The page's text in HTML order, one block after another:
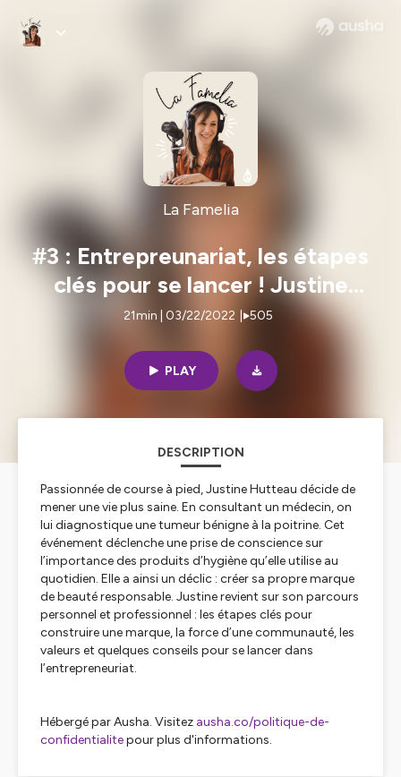
La Famelia
#3 : Entrepreunariat, les étapes
clés pour se lancer ! Justine
Hutteau
21min | 03/22/2022 505
PLAY
DESCRIPTION
Passionnée de course à pied, Justine Hutteau décide de
mener une vie plus saine. En consultant un médecin, on
lui diagnostique une tumeur bénigne à la poitrine. Cet
événement déclenche une prise de conscience sur
l’importance des produits d’hygiène qu’elle utilise au
quotidien. Elle a ainsi un déclic : créer sa propre marque
de beauté responsable. Justine revient sur son parcours
personnel et professionnel : les étapes clés pour
construire une marque, la force d’une communauté, les
valeurs et quelques conseils pour se lancer dans
l’entrepreneuriat.
Hébergé par Ausha. Visitez ausha.co/politique-de-
confidentialitepour plus d'informations.